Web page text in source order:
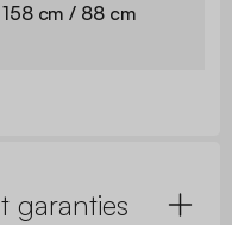
cm / 88 cm
garanties